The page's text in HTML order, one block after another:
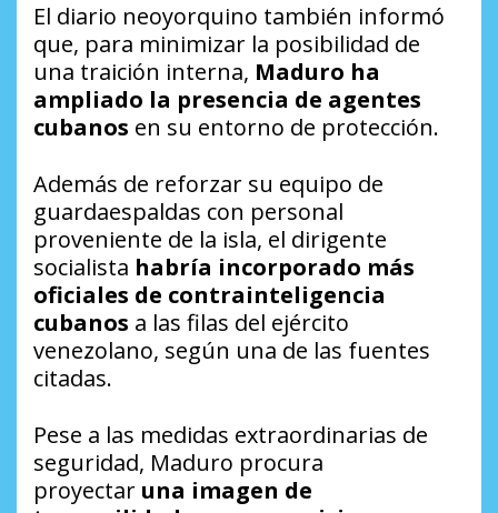
El diario neoyorquino también informó
que, para minimizar la posibilidad de
una traición interna, Maduro ha
ampliado la presencia de agentes
cubanos en su entorno de protección.
Además de reforzar su equipo de
guardaespaldas con personal
proveniente de la isla, el dirigente
socialista habría incorporado más
oficiales de contrainteligencia
cubanos a las filas del ejército
venezolano, según una de las fuentes
citadas.
Pese a las medidas extraordinarias de
seguridad, Maduro procura
proyectar una imagen de